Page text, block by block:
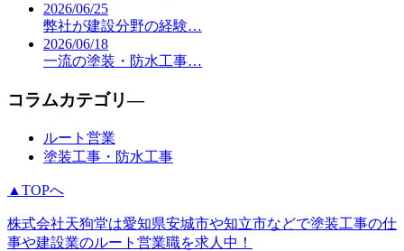
2026/06/25
弊社が建設分野の経験…
2026/06/18
一流の塗装・防水工事…
コラムカテゴリ―
ルート営業
塗装工事・防水工事
▲TOPへ
株式会社天狗堂は愛知県安城市や知立市などで塗装工事の仕
事や建設業のルート営業職を求人中！